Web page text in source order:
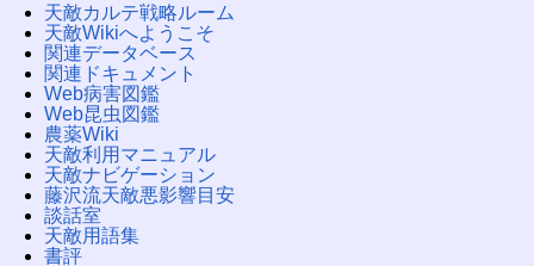
天敵カルテ戦略ルーム
天敵Wikiへようこそ
関連データベース
関連ドキュメント
Web病害図鑑
Web昆虫図鑑
農薬Wiki
天敵利用マニュアル
天敵ナビゲーション
藤沢流天敵悪影響目安
談話室
天敵用語集
書評